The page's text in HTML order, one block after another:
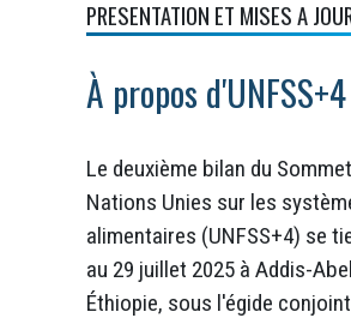
PRESENTATION ET MISES A
À propos d'UNFSS+4
Le deuxième bilan du
Nations Unies sur les
alimentaires (UNFSS+4) se
au 29 juillet 2025 à Addis-
Éthiopie, sous l'égide